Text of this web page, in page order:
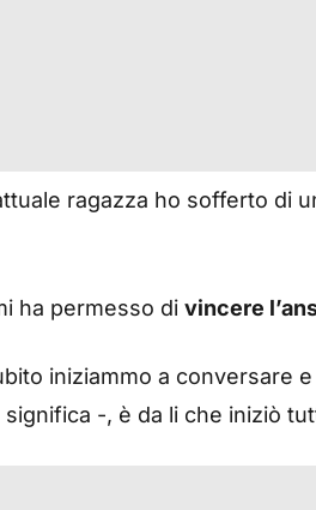
ragazza ho sofferto di
ha permesso di vincere
iniziammo a conversare
-, è da li che iniziò